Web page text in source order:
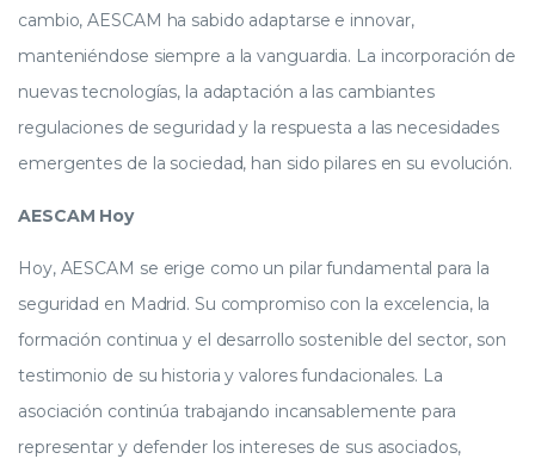
cambio, AESCAM ha sabido adaptarse e innovar,
manteniéndose siempre a la vanguardia. La incorporación de
nuevas tecnologías, la adaptación a las cambiantes
regulaciones de seguridad y la respuesta a las necesidades
emergentes de la sociedad, han sido pilares en su evolución.
AESCAM Hoy
Hoy, AESCAM se erige como un pilar fundamental para la
seguridad en Madrid. Su compromiso con la excelencia, la
formación continua y el desarrollo sostenible del sector, son
testimonio de su historia y valores fundacionales. La
asociación continúa trabajando incansablemente para
representar y defender los intereses de sus asociados,